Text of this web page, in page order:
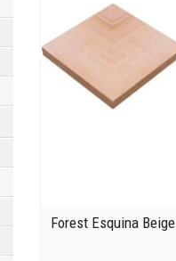
Forest Esquina Beige